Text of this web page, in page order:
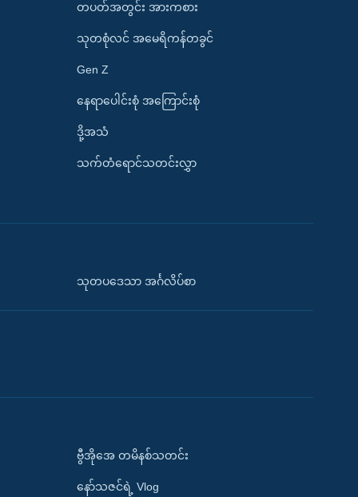
တပတ်အတွင်း အားကစား
သုတစုံလင် အမေရိကန်တခွင်
Gen Z
နေရာပေါင်းစုံ အကြောင်းစုံ
ဒို့အသံ
သက်တံရောင်သတင်းလွှာ
သုတပဒေသာ အင်္ဂလိပ်စာ
ဗွီအိုအေ တမိနစ်သတင်း
နော်သဇင်ရဲ့ Vlog